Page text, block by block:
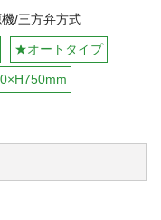
/三方弁方式
★オートタイプ